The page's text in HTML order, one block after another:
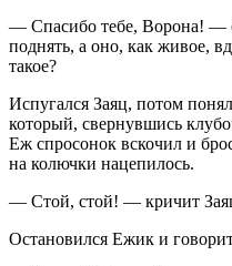
— Спасибо тебе, Ворона! —
поднять, а оно, как живое,
такое?
Испугался Заяц, потом
который, свернувшись
Еж спросонок вскочил и
на колючки нацепилось.
— Стой, стой! — кричит
Остановился Ежик и